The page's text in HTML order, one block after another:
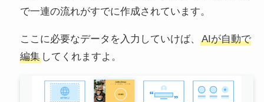
で一連の流れがすでに作成されています。
ここに必要なデータを入力していけば、
AIが自動で
編集してくれますよ。